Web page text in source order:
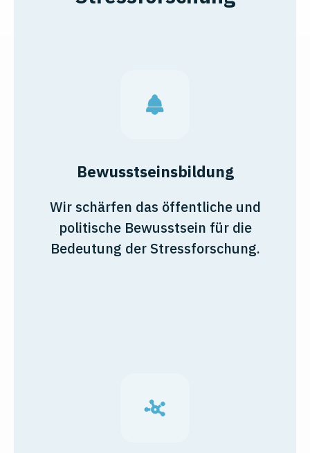
Bewusstseinsbildung
Wir schärfen das öffentliche und
politische Bewusstsein für die
Bedeutung der Stressforschung.